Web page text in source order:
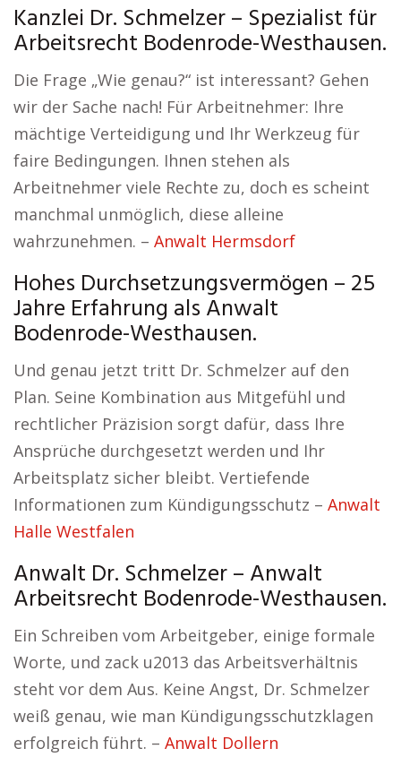
Kanzlei Dr. Schmelzer – Spezialist für
Arbeitsrecht Bodenrode-Westhausen.
Die Frage „Wie genau?“ ist interessant? Gehen
wir der Sache nach! Für Arbeitnehmer: Ihre
mächtige Verteidigung und Ihr Werkzeug für
faire Bedingungen. Ihnen stehen als
Arbeitnehmer viele Rechte zu, doch es scheint
manchmal unmöglich, diese alleine
wahrzunehmen. – Anwalt Hermsdorf
Hohes Durchsetzungsvermögen – 25
Jahre Erfahrung als Anwalt
Bodenrode-Westhausen.
Und genau jetzt tritt Dr. Schmelzer auf den
Plan. Seine Kombination aus Mitgefühl und
rechtlicher Präzision sorgt dafür, dass Ihre
Ansprüche durchgesetzt werden und Ihr
Arbeitsplatz sicher bleibt. Vertiefende
Informationen zum Kündigungsschutz – Anwalt
Halle Westfalen
Anwalt Dr. Schmelzer – Anwalt
Arbeitsrecht Bodenrode-Westhausen.
Ein Schreiben vom Arbeitgeber, einige formale
Worte, und zack u2013 das Arbeitsverhältnis
steht vor dem Aus. Keine Angst, Dr. Schmelzer
weiß genau, wie man Kündigungsschutzklagen
erfolgreich führt. – Anwalt Dollern